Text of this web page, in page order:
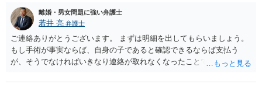
取るプランは、児童相談所側からすると、17・18あたりでネガティブ
に捉えられる可能性がありますので、たとえば、あなた自身が安定し
た収入を有し、かつ、親族等の手厚い援助が得られ、お父様の影響を
排除できることを示さないかぎりはなかなか認められないように思わ
れます。 児童相談所の担当者は、中には問題のあるかたもいるかもし
れませんが、基本的には子どもの立場に立って動こうとされているか
離婚・男女問題に強い弁護士
若井 亮 弁護士
ご連絡ありがとうございます。 まずは明細を出してもらいましょう。
もし手術が事実ならば、自身の子であると確認できるならば支払う
が、そうでなければいきなり連絡が取れなくなったことで不信感もあ
してはいかがでしょうか。 代理人となる場合ですが、事務所ごとにま